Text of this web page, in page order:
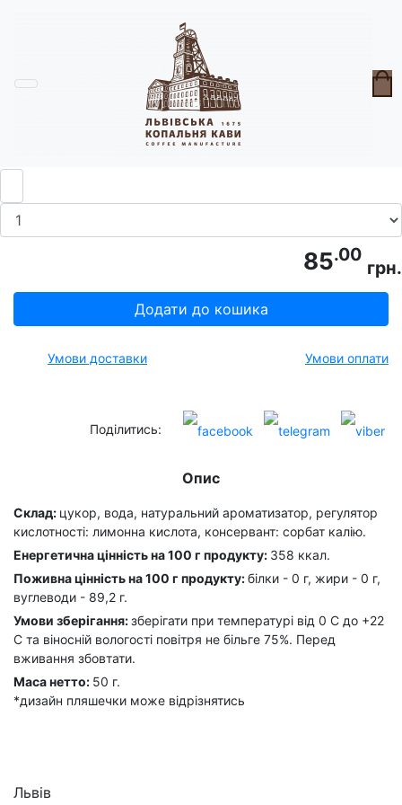
Сироп до кави "Вишня"
85.00
грн.
Додати до кошика
Умови доставки Умови оплати
Поділитись:
Опис
Склад: цукор, вода, натуральний ароматизатор, регулятор
кислотності: лимонна кислота, консервант: сорбат калію.
Енергетична цінність на 100 г продукту: 358 ккал.
Поживна цінність на 100 г продукту:білки - 0 г, жири - 0 г,
вуглеводи - 89,2 г.
Умови зберігання:зберігати при температурі від 0 С до +22
С та віносній вологості повітря не більге 75%. Перед
вживання збовтати.
Маса нетто: 50 г.
*дизайн пляшечки може відрізнятись
Львів